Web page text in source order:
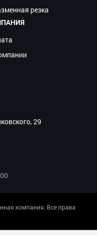
резка
29
компания. Все права